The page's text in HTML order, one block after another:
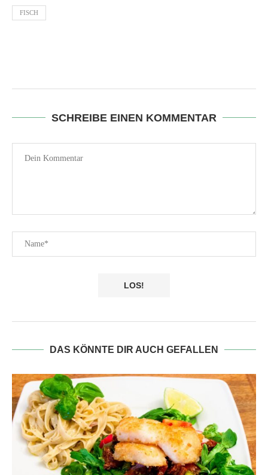
FISCH
SCHREIBE EINEN KOMMENTAR
DAS KÖNNTE DIR AUCH GEFALLEN